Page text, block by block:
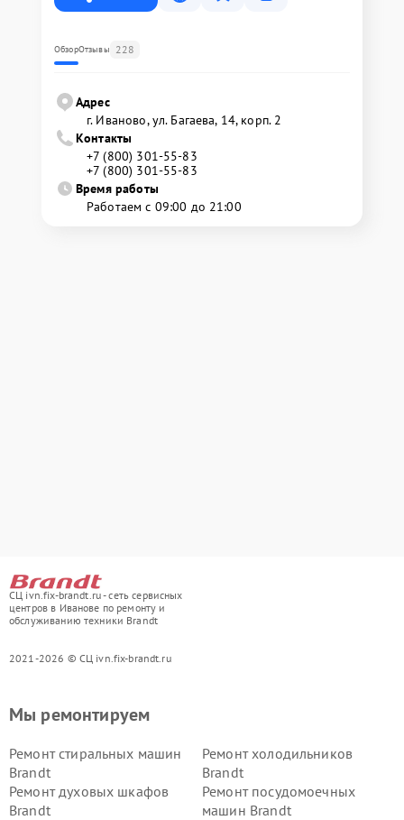
ОбзорОтзывы 228
Адрес
г. Иваново, ул. Багаева, 14, корп. 2
Контакты
+7 (800) 301-55-83
+7 (800) 301-55-83
Время работы
Работаем с 09:00 до 21:00
СЦ ivn.fix-brandt.ru - сеть сервисных
центров в Иванове по ремонту и
обслуживанию техники Brandt
2021-2026 © СЦ ivn.fix-brandt.ru
Мы ремонтируем
Ремонт стиральных машин
Brandt
Ремонт холодильников
Brandt
Ремонт духовых шкафов
Brandt
Ремонт посудомоечных
машин Brandt